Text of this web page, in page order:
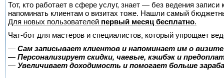
Тот, кто работает в сфере услуг, знает — без ведения
напоминать клиентам о визитах тоже. Нашли самый
Для новых пользователей первый месяц бесплатно.
Чат-бот для мастеров и специалистов, который упрощает
— Сам записывает клиентов и напоминает им о
— Персонализирует скидки, чаевые, кэшбэк и
— Увеличивает доходимость и помогает больше